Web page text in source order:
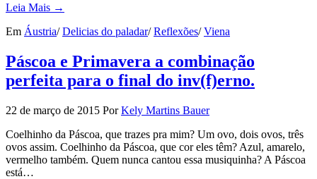
Leia Mais →
Em Áustria/ Delicias do paladar/ Reflexões/ Viena
Páscoa e Primavera a combinação
perfeita para o final do inv(f)erno.
22 de março de 2015 Por Kely Martins Bauer
Coelhinho da Páscoa, que trazes pra mim? Um ovo, dois ovos, três
ovos assim. Coelhinho da Páscoa, que cor eles têm? Azul, amarelo,
vermelho também. Quem nunca cantou essa musiquinha? A Páscoa
está…